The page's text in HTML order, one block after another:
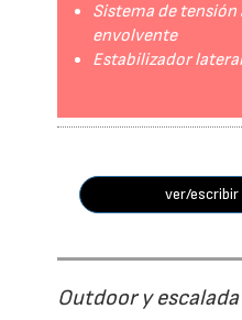
Sistema de
envolvente
Estabilizador
ver/
Outdoor y escalada